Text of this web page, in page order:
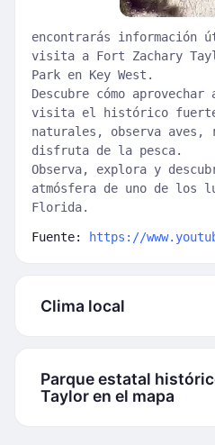
encontrarás
visita a Fort Zachary
Park en Key West.
Descubre cómo
visita el histórico
naturales, observa
disfruta de la pesca.
Observa, explora y
atmósfera de uno de los
Florida.
Fuente: https://
Clima local
Parque estatal
Taylor en el mapa